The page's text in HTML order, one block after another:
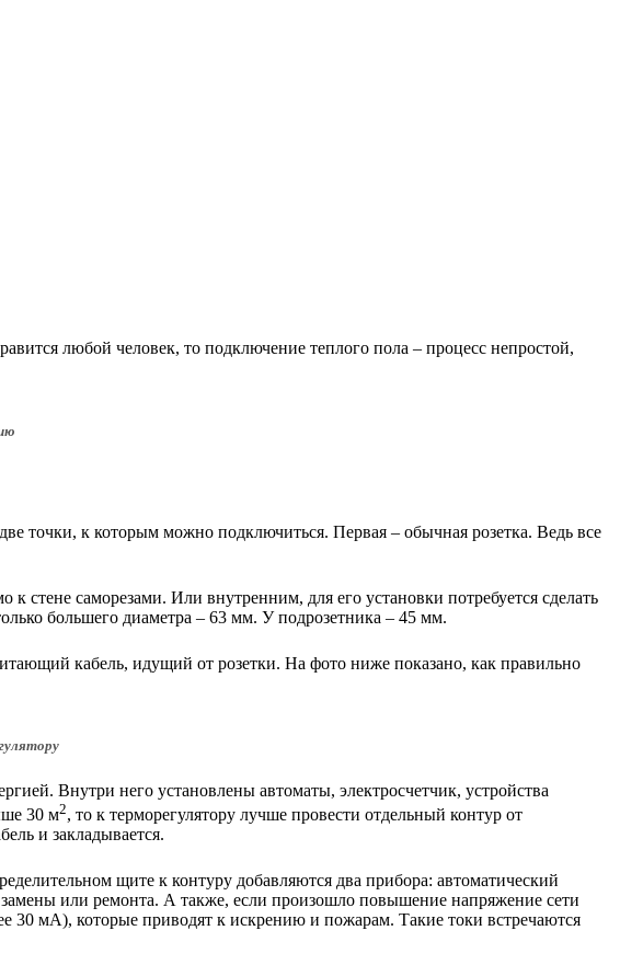
любой человек, то подключение теплого пола – процесс непростой,
точки, к которым можно подключиться. Первая – обычная розетка. Ведь все
стене саморезами. Или внутренним, для его установки потребуется сделать
большего диаметра – 63 мм. У подрозетника – 45 мм.
кабель, идущий от розетки. На фото ниже показано, как правильно
Внутри него установлены автоматы, электросчетчик, устройства
30 м2, то к терморегулятору лучше провести отдельный контур от
и закладывается.
щите к контуру добавляются два прибора: автоматический
или ремонта. А также, если произошло повышение напряжение сети
30 мА), которые приводят к искрению и пожарам. Такие токи встречаются